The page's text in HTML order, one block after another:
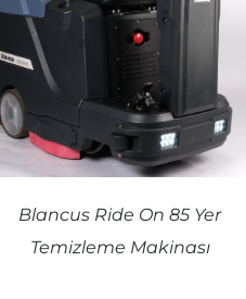
Blancus Ride On 85 Yer
Temizleme Makinası